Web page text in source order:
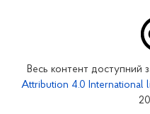
Кіровоградське відділення
Весь контент доступний
Attribution 4.0 International